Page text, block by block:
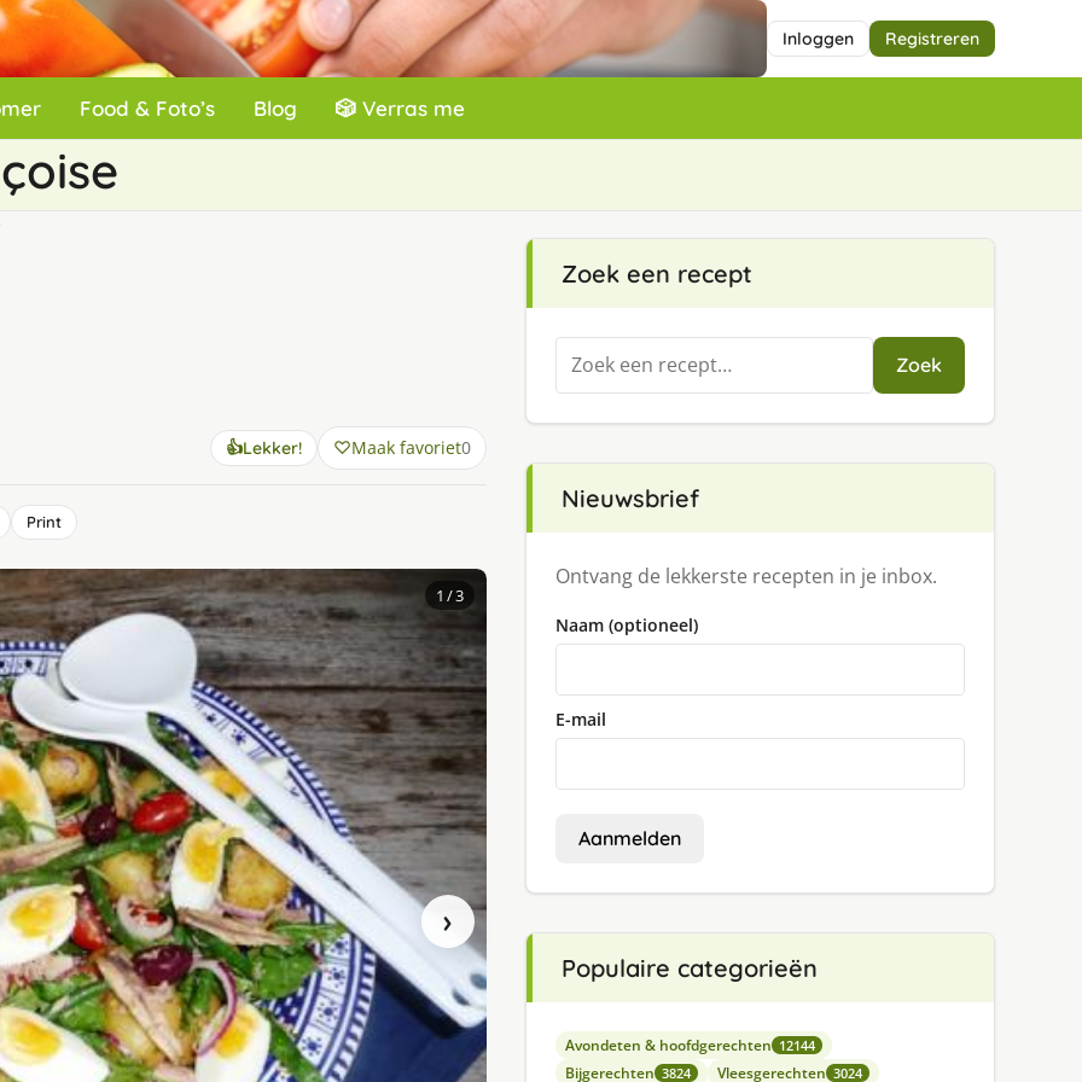
Inloggen Registreren
Food & Foto’s Blog 🎲 Verras me
👍Lekker! Maak favoriet0
Print
›
1 / 3
Zoek een recept
Zoeken
naar:
Zoek
Nieuwsbrief
Ontvang de lekkerste recepten in je inbox.
Naam (optioneel)
E-mail
Aanmelden
Populaire categorieën
Avondeten & hoofdgerechten 12144
Bijgerechten 3824 Vleesgerechten 3024